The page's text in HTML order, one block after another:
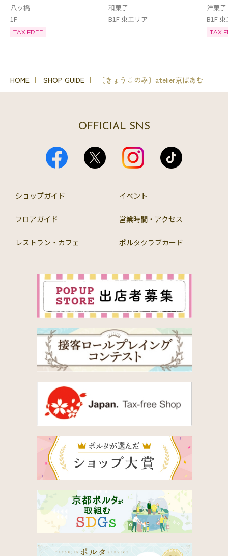
八ッ橋
1F
TAX FREE
和菓子
B1F 東エリア
洋菓子
B1F
TAX
HOME SHOP GUIDE 〔きょうこのみ〕atelier京ばあむ
OFFICIAL SNS
ショップガイド イベント
フロアガイド 営業時間・アクセス
レストラン・カフェ ポルタクラブカード